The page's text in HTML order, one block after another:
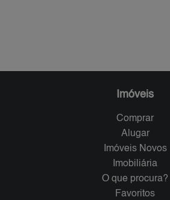
Imóveis
Comprar
Alugar
Imóveis Novos
Imobiliária
O que procura?
Favoritos